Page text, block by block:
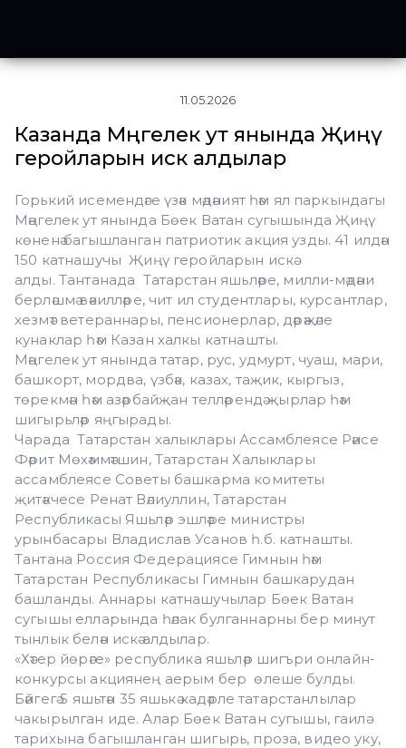
11.05.2026
Казанда Мәңгелек ут янында Җиңү
геройларын искә алдылар
Горький исемендәге үзәк мәдәният һәм ял паркындагы
Мәңгелек ут янында Бөек Ватан сугышында Җиңү
көненә багышланган патриотик акция узды. 41 илдән
150 катнашучы Җиңү геройларын искә
алды. Тантанада Татарстан яшьләре, милли-мәдәни
берләшмә вәкилләре, чит ил студентлары, курсантлар,
хезмәт ветераннары, пенсионерлар, дәрәҗәле
кунаклар һәм Казан халкы катнашты.
Мәңгелек ут янында татар, рус, удмурт, чуаш, мари,
башкорт, мордва, үзбәк, казах, таҗик, кыргыз,
төрекмән һәм азәрбайҗан телләрендә җырлар һәм
шигырьләр яңгырады.
Чарада Татарстан халыклары Ассамблеясе Рәисе
Фәрит Мөхәммәтшин, Татарстан Халыклары
ассамблеясе Советы башкарма комитеты
җитәкчесе Ренат Вәлиуллин, Татарстан
Республикасы Яшьләр эшләре министры
урынбасары Владислав Усанов һ.б. катнашты.
Тантана Россия Федерациясе Гимнын һәм
Татарстан Республикасы Гимнын башкарудан
башланды. Аннары катнашучылар Бөек Ватан
сугышы елларында һәлак булганнарны бер минут
тынлык белән искә алдылар.
«Хәтер йөрәге» республика яшьләр шигъри онлайн-
конкурсы акциянең аерым бер өлеше булды.
Бәйгегә 5 яшьтән 35 яшькә кадәрле татарстанлылар
чакырылган иде. Алар Бөек Ватан сугышы, гаилә
тарихына багышланган шигырь, проза, видео уку,